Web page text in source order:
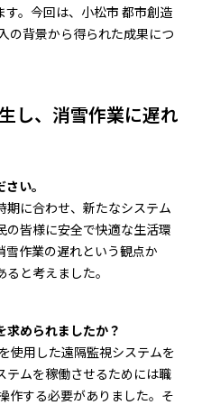
。今回は、小松市 都市創造
の背景から得られた成果につ
し、消雪作業に遅れ
い。
期に合わせ、新たなシステム
の皆様に安全で快適な生活環
作業の遅れという観点か
と考えました。
められましたか？
使用した遠隔監視システムを
テムを稼働させるためには職
作する必要がありました。そ